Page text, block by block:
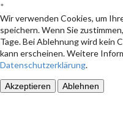
*
Wir verwenden Cookies, um
speichern. Wenn Sie
Tage. Bei Ablehnung wird kein
kann erscheinen. Weitere
Datenschutzerklärung.
Akzeptieren Ablehnen